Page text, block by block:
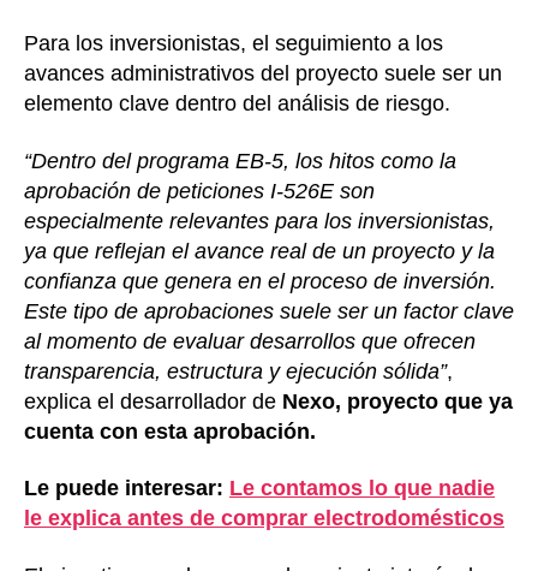
Para los inversionistas, el seguimiento a los
avances administrativos del proyecto suele ser un
elemento clave dentro del análisis de riesgo.
“Dentro del programa EB-5, los hitos como la
aprobación de peticiones I-526E son
especialmente relevantes para los inversionistas,
ya que reflejan el avance real de un proyecto y la
confianza que genera en el proceso de inversión.
Este tipo de aprobaciones suele ser un factor clave
al momento de evaluar desarrollos que ofrecen
transparencia, estructura y ejecución sólida”,
explica el desarrollador de Nexo, proyecto que ya
cuenta con esta aprobación.
Le puede interesar: Le contamos lo que nadie
le explica antes de comprar electrodomésticos